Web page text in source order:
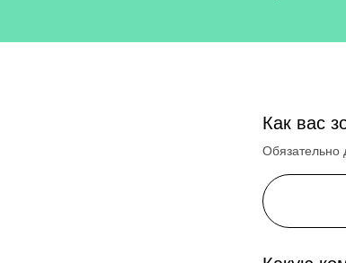
Как вас
Обязательно